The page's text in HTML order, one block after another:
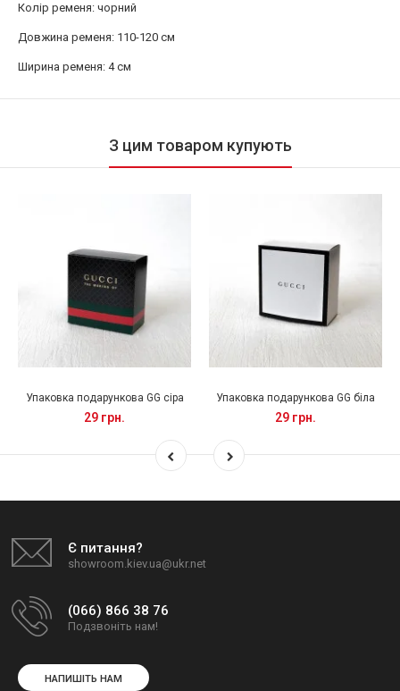
Колір ременя: чорний
Довжина ременя: 110-120 см
Ширина ременя: 4 см
З цим товаром купують
Упаковка подарункова GG сіра
29 грн.
Упаковка подарункова GG біла
29 грн.
Є питання?
showroom.kiev.ua@ukr.net
(066) 866 38 76
Подзвоніть нам!
НАПИШІТЬ НАМ